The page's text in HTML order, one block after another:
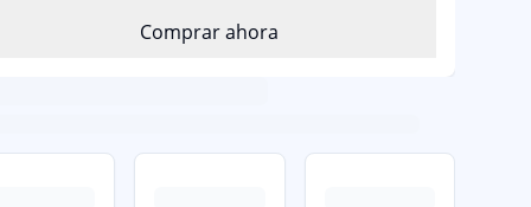
Comprar ahora